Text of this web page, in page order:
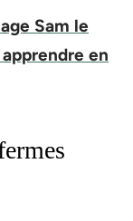
Sam le
en